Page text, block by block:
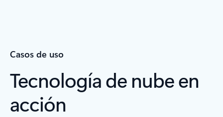
Casos de uso
Tecnología de nube en
acción